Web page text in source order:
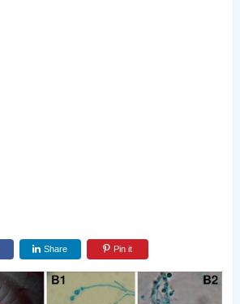
Share Pin it